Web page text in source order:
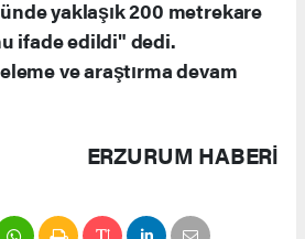
yaklaşık 200 metrekare
ifade edildi" dedi.
ve araştırma devam
ERZURUM HABERİ